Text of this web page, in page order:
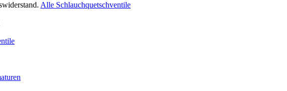
Alle Schlauchquetschventile